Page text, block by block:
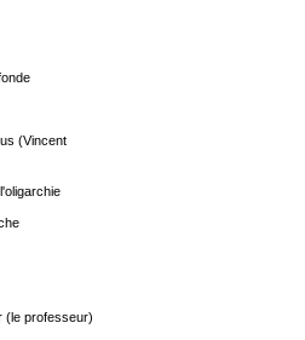
(Vincent
(le professeur)